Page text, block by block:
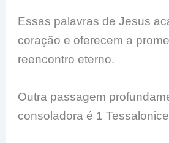
Essas palavras de Jesus
coração e oferecem a
reencontro eterno.
Outra passagem
consoladora é 1